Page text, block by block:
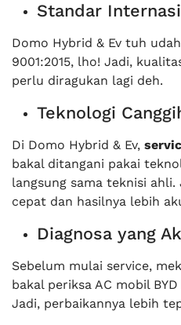
Standar
Domo Hybrid & Ev tuh
9001:2015, lho! Jadi,
perlu diragukan lagi deh.
Teknologi
Di Domo Hybrid & Ev,
bakal ditangani pakai
langsung sama teknisi ahli.
cepat dan hasilnya lebih
Diagnosa yang
Sebelum mulai service,
bakal periksa AC mobil
Jadi, perbaikannya lebih